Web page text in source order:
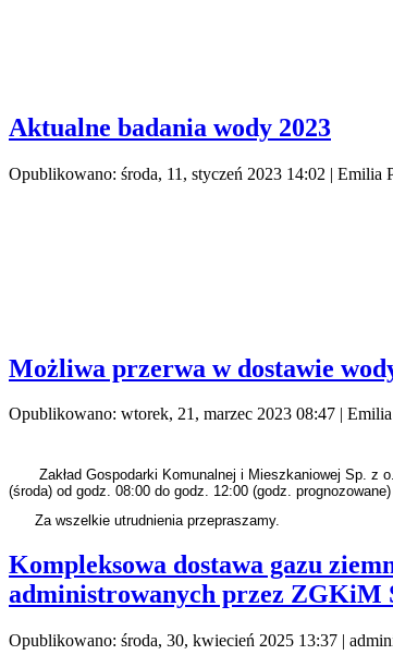
Aktualne badania wody 2023
Opublikowano: środa, 11, styczeń 2023 14:02 | Emilia
Możliwa przerwa w dostawie
Opublikowano: wtorek, 21, marzec 2023 08:47
Zakład Gospodarki Komunalnej i Mieszkaniowej Sp. z
(środa) od godz. 08:00 do godz. 12:00 (godz.
Za wszelkie utrudnienia przepraszamy.
Kompleksowa dostawa gazu
administrowanych przez ZGKiM
Opublikowano: środa, 30, kwiecień 2025 13:37 |